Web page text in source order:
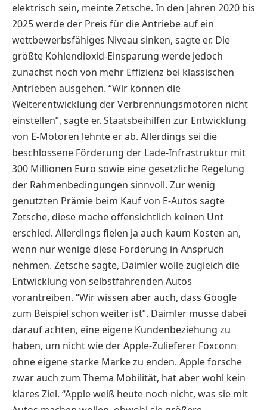
elektrisch sein, meinte Zetsche. In den Jahren 2020 bis
2025 werde der Preis für die Antriebe auf ein
wettbewerbsfähiges Niveau sinken, sagte er. Die
größte Kohlendioxid-Einsparung werde jedoch
zunächst noch von mehr Effizienz bei klassischen
Antrieben ausgehen. “Wir können die
Weiterentwicklung der Verbrennungsmotoren nicht
einstellen”, sagte er. Staatsbeihilfen zur Entwicklung
von E-Motoren lehnte er ab. Allerdings sei die
beschlossene Förderung der Lade-Infrastruktur mit
300 Millionen Euro sowie eine gesetzliche Regelung
der Rahmenbedingungen sinnvoll. Zur wenig
genutzten Prämie beim Kauf von E-Autos sagte
Zetsche, diese mache offensichtlich keinen Unt
erschied. Allerdings fielen ja auch kaum Kosten an,
wenn nur wenige diese Förderung in Anspruch
nehmen. Zetsche sagte, Daimler wolle zugleich die
Entwicklung von selbstfahrenden Autos
vorantreiben. “Wir wissen aber auch, dass Google
zum Beispiel schon weiter ist”. Daimler müsse dabei
darauf achten, eine eigene Kundenbeziehung zu
haben, um nicht wie der Apple-Zulieferer Foxconn
ohne eigene starke Marke zu enden. Apple forsche
zwar auch zum Thema Mobilität, hat aber wohl kein
klares Ziel. “Apple weiß heute noch nicht, was sie mit